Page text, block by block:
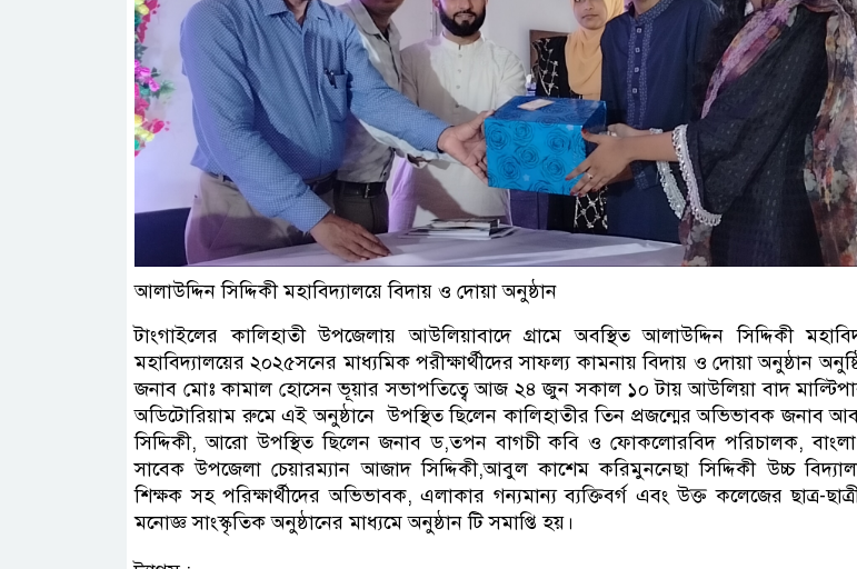
আলাউদ্দিন সিদ্দিকী মহাবিদ্যালয়ে বিদায় ও দোয়া অনুষ্ঠান
টাংগাইলের কালিহাতী উপজেলায় আউলিয়াবাদে গ্রামে অবস্থিত আলাউদ্দিন সিদ্দিকী
মহাবিদ্যালয়ের ২০২৫সনের মাধ্যমিক পরীক্ষার্থীদের সাফল্য কামনায় বিদায় ও দোয়া অনুষ্ঠান
জনাব মোঃ কামাল হোসেন ভূয়ার সভাপতিত্বে আজ ২৪ জুন সকাল ১০ টায় আউলিয়া বাদ
অডিটোরিয়াম রুমে এই অনুষ্ঠানে উপস্থিত ছিলেন কালিহাতীর তিন প্রজন্মের অভিভাবক জনাব
সিদ্দিকী, আরো উপস্থিত ছিলেন জনাব ড,তপন বাগচী কবি ও ফোকলোরবিদ পরিচালক,
সাবেক উপজেলা চেয়ারম্যান আজাদ সিদ্দিকী,আবুল কাশেম করিমুননেছা সিদ্দিকী উচ্চ
শিক্ষক সহ পরিক্ষার্থীদের অভিভাবক, এলাকার গন্যমান্য ব্যক্তিবর্গ এবং উক্ত কলেজের ছাত্র-
মনোজ্ঞ সাংস্কৃতিক অনুষ্ঠানের মাধ্যমে অনুষ্ঠান টি সমাপ্তি হয়।